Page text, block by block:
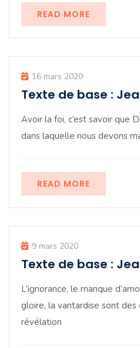
READ MORE
16 mars 2020
Texte de base :
Avoir la foi, c’est savoir que
dans laquelle nous devons
READ MORE
9 mars 2020
Texte de base :
L’ignorance, le manque
gloire, la vantardise sont des
révélation